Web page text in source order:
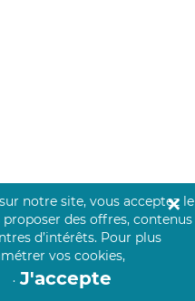
notre site, vous acceptez le
des offres, contenus
d’intérêts. Pour plus
vos cookies,
. J'accepte
✕